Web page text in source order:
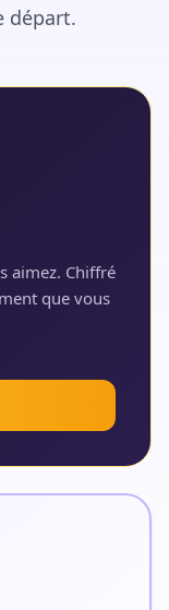
départ.
aimez. Chiffré
que vous